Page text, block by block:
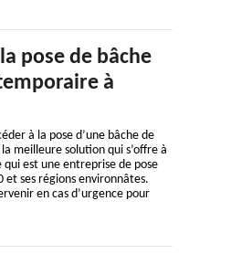
pose de bâche
à
à la pose d’une bâche de
meilleure solution qui s’offre à
est une entreprise de pose
ses régions environnâtes.
en cas d’urgence pour